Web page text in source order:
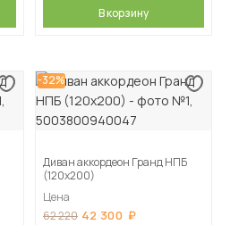
В корзину
-32%
Диван аккордеон Гранд НПБ
(120х200)
Цена
62 220 42 300